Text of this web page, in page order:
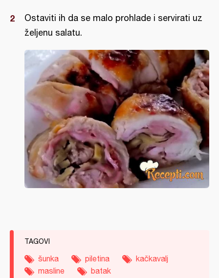
Ostaviti ih da se malo prohlade i servirati uz
željenu salatu.
TAGOVI
šunka piletina
kačkavalj
masline
batak